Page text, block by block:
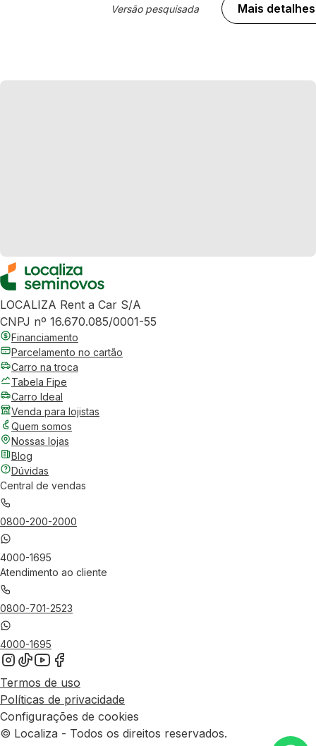
Versão pesquisada Mais detalhes
LOCALIZA Rent a Car S/A
CNPJ nº 16.670.085/0001-55
Financiamento
Parcelamento no cartão
Carro na troca
Tabela Fipe
Carro Ideal
Venda para lojistas
Quem somos
Nossas lojas
Blog
Dúvidas
Central de vendas
0800-200-2000
4000-1695
Atendimento ao cliente
0800-701-2523
4000-1695
Termos de uso
Políticas de privacidade
Configurações de cookies
© Localiza - Todos os direitos reservados.